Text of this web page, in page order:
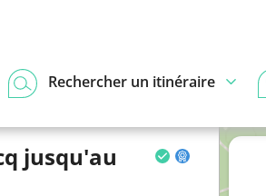
Rechercher un itinéraire
jusqu'au